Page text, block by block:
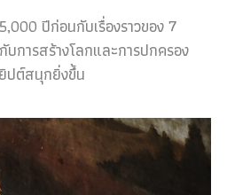
ปีก่อนกับเรื่องราวของ 7
การสร้างโลกและการปกครอง
ปต์สนุกยิ่งขึ้น